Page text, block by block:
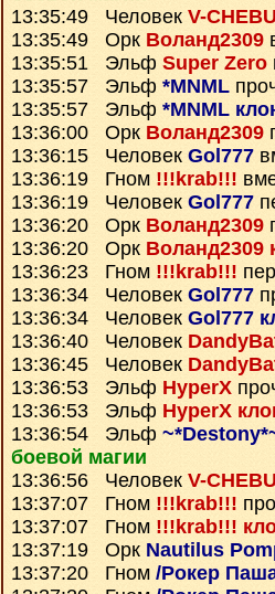
13:35:49 Человек V-
13:35:49 Орк Воланд2309
13:35:51 Эльф Super Zero
13:35:57 Эльф *MNML
13:35:57 Эльф *MNML
13:36:00 Орк Воланд2309
13:36:15 Человек Gol777
13:36:19 Гном !!!krab!!!
13:36:19 Человек Gol777
13:36:20 Орк Воланд2309
13:36:20 Орк Воланд2309
13:36:23 Гном !!!krab!!!
13:36:34 Человек Gol777
13:36:34 Человек Gol777
13:36:40 Человек
13:36:45 Человек
13:36:53 Эльф HyperX
13:36:53 Эльф HyperX
13:36:54 Эльф
боевой магии
13:36:56 Человек V-
13:37:07 Гном !!!krab!!!
13:37:07 Гном !!!krab!!!
13:37:19 Орк Nautilus
13:37:20 Гном /Рокер